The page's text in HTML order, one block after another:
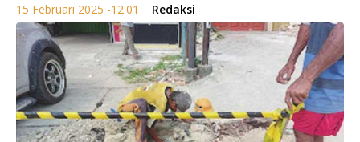
15 Februari 2025 -12:01 | Redaksi